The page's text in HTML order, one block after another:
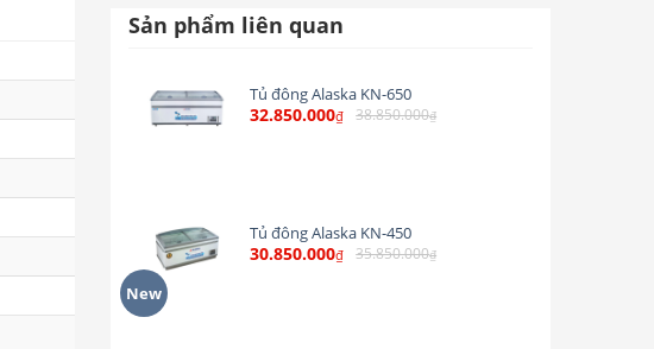
Sản phẩm liên quan
Tủ đông Alaska KN-650
32.850.000₫ 38.850.000₫
New
Tủ đông Alaska KN-450
30.850.000₫ 35.850.000₫